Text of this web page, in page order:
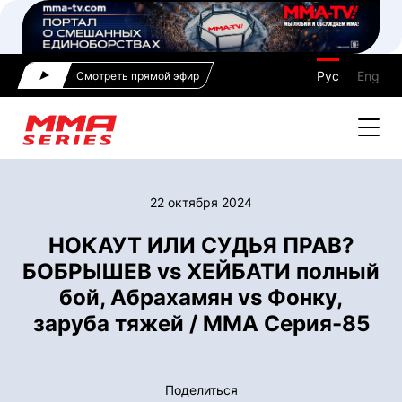
Смотреть прямой эфир Рус Eng
22 октября 2024
НОКАУТ ИЛИ СУДЬЯ ПРАВ?
БОБРЫШЕВ vs ХЕЙБАТИ полный
бой, Абрахамян vs Фонку,
заруба тяжей / ММА Серия-85
Поделиться